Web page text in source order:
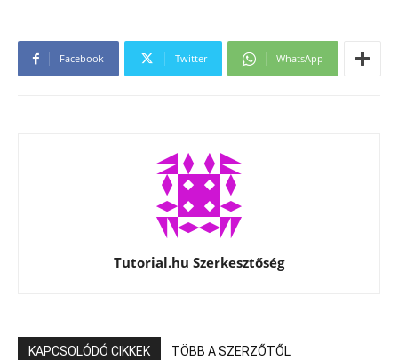
Facebook Twitter WhatsApp
Tutorial.hu Szerkesztőség
KAPCSOLÓDÓ CIKKEK TÖBB A SZERZŐTŐL